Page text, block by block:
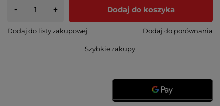
- + Dodaj do koszyka
Dodaj do listy zakupowej Dodaj do porównania
Szybkie zakupy